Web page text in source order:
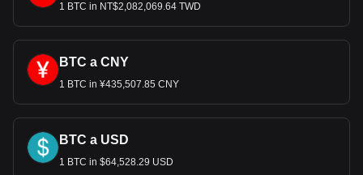
1 BTC in NT$2,082,069.64 TWD
BTC a CNY
1 BTC in ¥435,507.85 CNY
BTC a USD
1 BTC in $64,528.29 USD